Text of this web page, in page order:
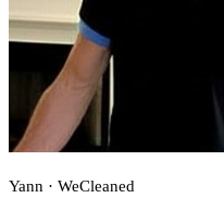
Yann · WeCleaned